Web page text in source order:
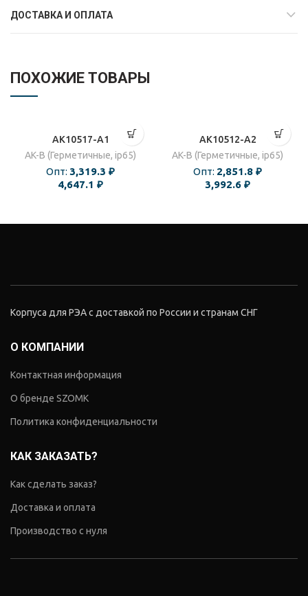
ДОСТАВКА И ОПЛАТА
ПОХОЖИЕ ТОВАРЫ
AK10517-A1
AK-B (Герметичные, ip65)
4,647.1 ₽
Опт: 3,319.3 ₽
AK10512-A2
AK-B (Герметичные, ip65)
3,992.6 ₽
Опт: 2,851.8 ₽
Корпуса для РЭА с доставкой по России и странам СНГ
О КОМПАНИИ
Контактная информация
О бренде SZOMK
Политика конфиденциальности
КАК ЗАКАЗАТЬ?
Как сделать заказ?
Доставка и оплата
Производство с нуля